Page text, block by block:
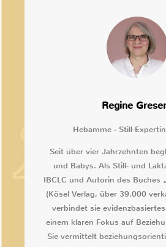
Regine
Hebamme · Still-
Seit über vier Jahrzehnten
und Babys. Als Still- und
IBCLC und Autorin des Buches
(Kösel Verlag, über 39.000
verbindet sie
einem klaren Fokus auf
Sie vermittelt